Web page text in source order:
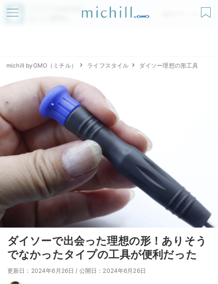
アプリでmichillが
無料ダウンロード
michill byGMO（ミチル） ライフスタイル ダイソー理想の形工具
ダイソーで出会った理想の形！ありそう
でなかったタイプの工具が便利だった
更新日：2024年6月26日 / 公開日：2024年6月26日